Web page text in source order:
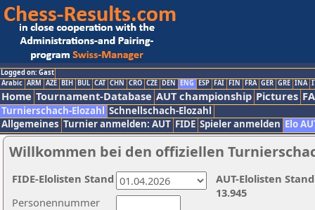
Logged on: Gast
Arabic ARM AZE BIH BUL CAT CHN CRO CZE DEN ENG ESP FAI FIN FRA GER GRE INA
Home Tournament-Database AUT championship Pictures
Turnierschach-Elozahl Schnellschach-Elozahl
Allgemeines Turnier anmelden: AUT FIDE Spieler anmelden Elo
Willkommen bei den offiziellen
Personennummer
AUT-Elolisten
13.945
FIDE-Elolisten Stand